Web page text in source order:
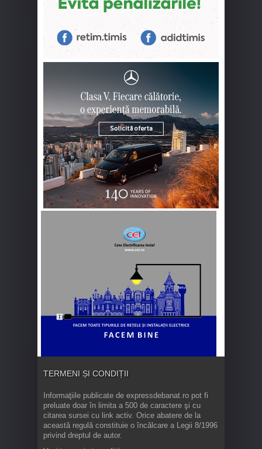
TERMENI ȘI CONDIȚII
Informaţiile publicate de expressdebanat.ro pot fi
preluate doar în limita a 500 de caractere şi cu
citarea sursei cu link activ. Orice abatere de la
această regulă constituie o încălcare a Legii 8/1996
privind dreptul de autor.